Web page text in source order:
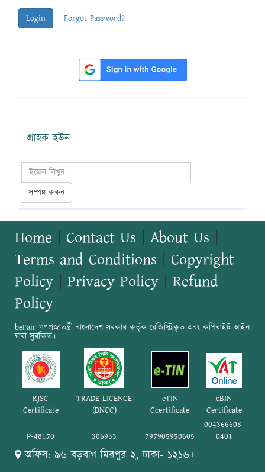
Login Forgot Password?
গ্রাহক হউন
সম্পন্ন করুন
Home Contact Us About Us
Terms and Conditions
Copyright
Policy
Privacy Policy
Refund
Policy
beFair গণপ্রজাতন্ত্রী বাংলাদেশ সরকার কর্তৃক রেজিস্ট্রিকৃত এবং কপিরাইট আইন
দ্বারা সুরক্ষিত।
RJSC
Certificate
TRADE LICENCE
(DNCC)
eTIN
Ccertificate
eBIN
Certificate
P-48170 306933 797905950605
004366608-
0401
অফিস: ৯৬ বড়বাগ মিরপুর ২, ঢাকা- ১২১৬।